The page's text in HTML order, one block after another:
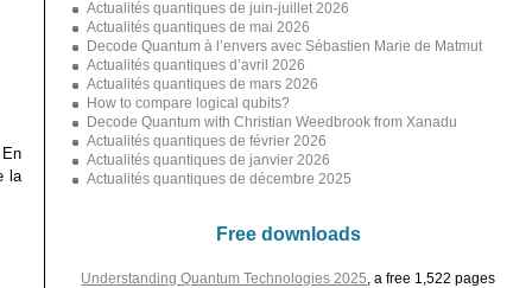
la
Actualités quantiques de juin-juillet 2026
Actualités quantiques de mai 2026
Decode Quantum à l’envers avec Sébastien Marie de Matmut
Actualités quantiques d’avril 2026
Actualités quantiques de mars 2026
How to compare logical qubits?
Decode Quantum with Christian Weedbrook from Xanadu
Actualités quantiques de février 2026
Actualités quantiques de janvier 2026
Actualités quantiques de décembre 2025
Free downloads
Understanding Quantum Technologies 2025 , a free 1,522 pages